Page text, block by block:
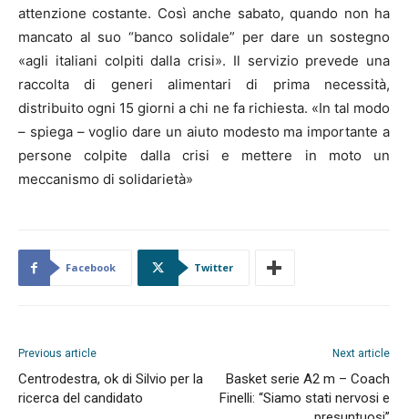
attenzione costante. Così anche sabato, quando non ha
mancato al suo “banco solidale” per dare un sostegno
«agli italiani colpiti dalla crisi». Il servizio prevede una
raccolta di generi alimentari di prima necessità,
distribuito ogni 15 giorni a chi ne fa richiesta. «In tal modo
– spiega – voglio dare un aiuto modesto ma importante a
persone colpite dalla crisi e mettere in moto un
meccanismo di solidarietà»
Facebook Twitter
Previous article
Centrodestra, ok di Silvio per la
ricerca del candidato
Next article
Basket serie A2 m – Coach
Finelli: “Siamo stati nervosi e